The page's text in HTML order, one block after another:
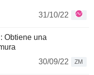
31/10/22
Obtiene una
30/09/22
ZM